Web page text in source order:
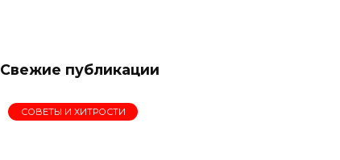
Свежие публикации
СОВЕТЫ И ХИТРОСТИ